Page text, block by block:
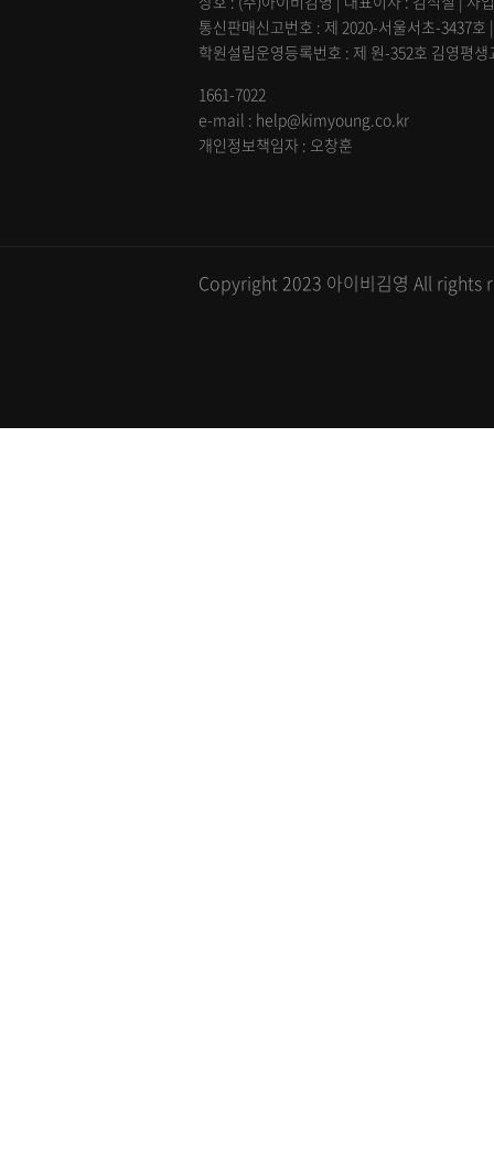
통신판매신고번호 : 제 2020-서울서초-3437
학원설립운영등록번호 : 제 원-352호 김영평
1661-7022
e-mail : help@kimyoung.co.kr
개인정보책임자 : 오창훈
Copyright 2023 아이비김영 All rights